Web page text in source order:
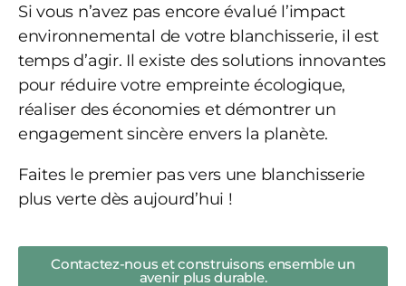
Si vous n’avez pas encore évalué l’impact
environnemental de votre blanchisserie, il est
temps d’agir. Il existe des solutions innovantes
pour réduire votre empreinte écologique,
réaliser des économies et démontrer un
engagement sincère envers la planète.
Faites le premier pas vers une blanchisserie
plus verte dès aujourd’hui !
Contactez-nous et construisons ensemble un
avenir plus durable.